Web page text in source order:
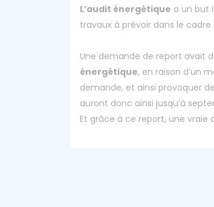
L’audit énergétique a un but
travaux à prévoir dans le cadre
Une demande de report avait
énergétique, en raison d’un
demande, et ainsi provoquer
auront donc ainsi jusqu’à
Et grâce à ce report, une vraie